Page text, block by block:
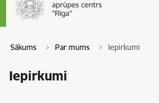
Sākums Par mums Iepirkumi
Iepirkumi